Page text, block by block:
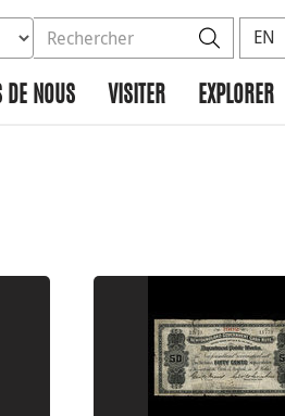
la base de données à rechercher
le site Rechercher
EN
DE NOUS VISITER EXPLORER